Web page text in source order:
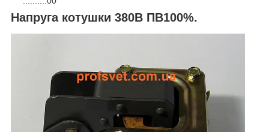
Напруга котушки 380В ПВ100%.